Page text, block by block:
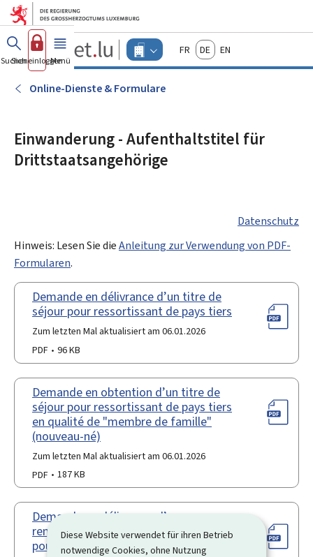
Diese Website verwendet für ihren Betrieb
notwendige Cookies, ohne Nutzung
Zum Hauptmenü
Zum Inhalt
Guichet.lu
Changer
d'espace
-
Menu
FrançaisDeutschEnglish
Suchen
Sich einloggen
Menü Haupt-
Online-Dienste & Formulare
Einwanderung - Aufenthaltstitel für
Drittstaatsangehörige
Datenschutz
Hinweis: Lesen Sie dieAnleitung zur Verwendung von PDF-
Formularen.
Demande en délivrance d’un titre de
séjour pour ressortissant de pays tiers
Zum letzten Mal aktualisiert am 06.01.2026
PDF
96 KB
Demande en obtention d’un titre de
séjour pour ressortissant de pays tiers
en qualité de "membre de famille"
(nouveau-né)
Zum letzten Mal aktualisiert am 06.01.2026
PDF
187 KB
Demande en délivrance d’un
remplacement d’un titre de séjour
pour ressortissant de pays tiers